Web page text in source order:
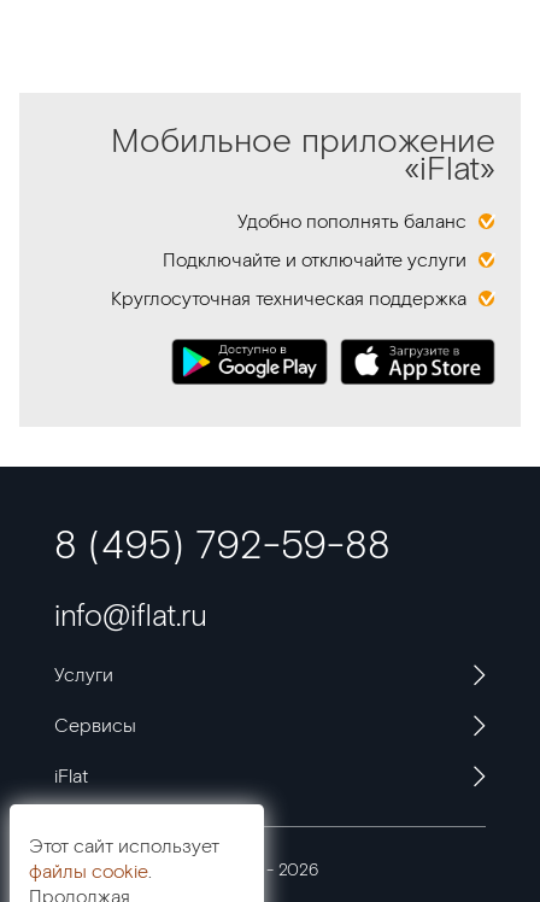
Мобильное приложение
«iFlat»
Удобно пополнять баланс
Подключайте и отключайте услуги
Круглосуточная техническая поддержка
8 (495) 792-59-88
info@iflat.ru
Услуги
Сервисы
iFlat
© ООО «Юнионтел» 2009 - 2026
Этот сайт использует
файлы cookie.